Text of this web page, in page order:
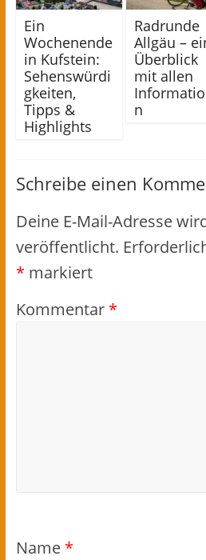
Ein
Wochenende
in Kufstein:
Sehenswürdi
gkeiten,
Tipps &
Highlights
Radrunde
Allgäu –
Überblick
mit allen
n
Schreibe einen
Deine E-Mail-Adresse
veröffentlicht.
* markiert
Kommentar *
Name *